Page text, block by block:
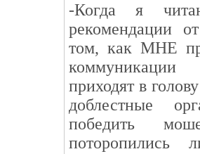
-Когда я
рекомендации
том, как МНЕ
приходят в
доблестные
победить
поторопились